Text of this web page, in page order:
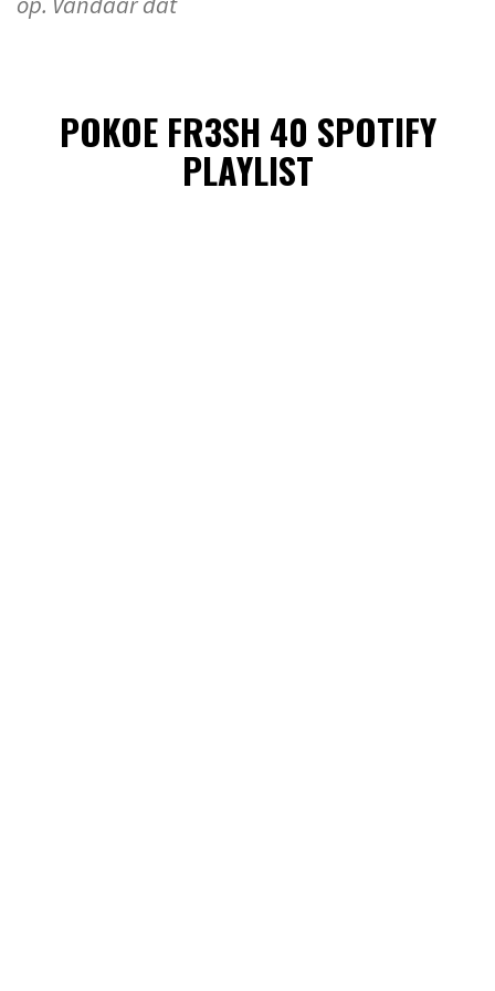
POKOE FR3SH 40 SPOTIFY
PLAYLIST